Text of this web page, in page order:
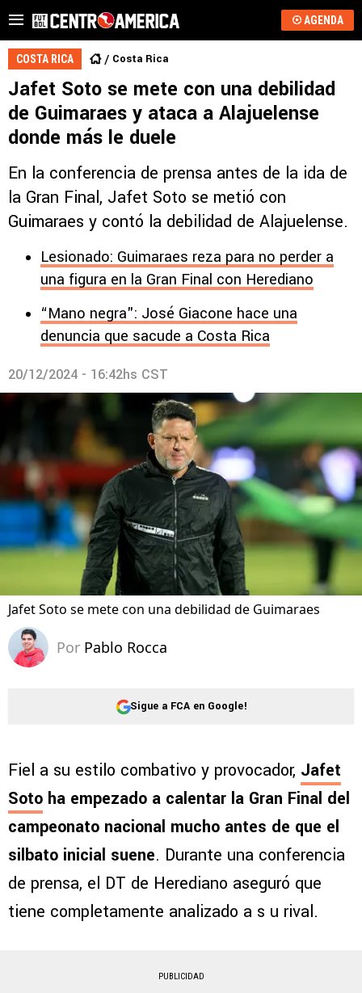
AGENDA
COSTA RICA Costa Rica
Jafet Soto se mete con una debilidad
de Guimaraes y ataca a Alajuelense
donde más le duele
En la conferencia de prensa antes de la ida de
la Gran Final, Jafet Soto se metió con
Guimaraes y contó la debilidad de Alajuelense.
Lesionado: Guimaraes reza para no perder a
una figura en la Gran Final con Herediano
“Mano negra": José Giacone hace una
denuncia que sacude a Costa Rica
20/12/2024 - 16:42hs CST
Jafet Soto se mete con una debilidad de Guimaraes
Por Pablo Rocca
Sigue a FCA en Google!
Fiel a su estilo combativo y provocador, Jafet
Soto ha empezado a calentar la Gran Final del
campeonato nacional mucho antes de que el
silbato inicial suene. Durante una conferencia
de prensa, el DT de Herediano aseguró que
tiene completamente analizado a s u rival.
PUBLICIDAD